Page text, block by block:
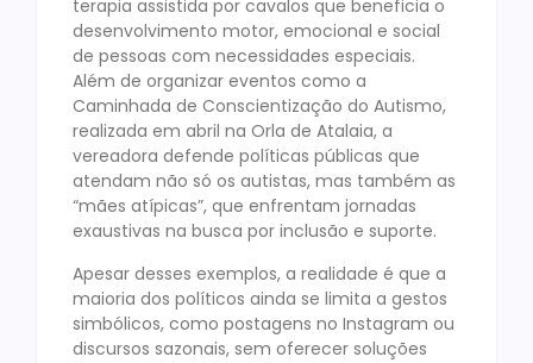
terapia assistida por cavalos que beneficia o
desenvolvimento motor, emocional e social
de pessoas com necessidades especiais.
Além de organizar eventos como a
Caminhada de Conscientização do Autismo,
realizada em abril na Orla de Atalaia, a
vereadora defende políticas públicas que
atendam não só os autistas, mas também as
“mães atípicas”, que enfrentam jornadas
exaustivas na busca por inclusão e suporte.
Apesar desses exemplos, a realidade é que a
maioria dos políticos ainda se limita a gestos
simbólicos, como postagens no Instagram ou
discursos sazonais, sem oferecer soluções